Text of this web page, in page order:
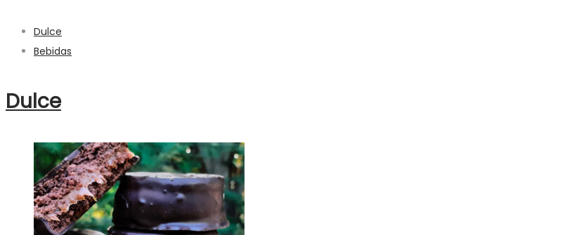
Dulce
Bebidas
Dulce